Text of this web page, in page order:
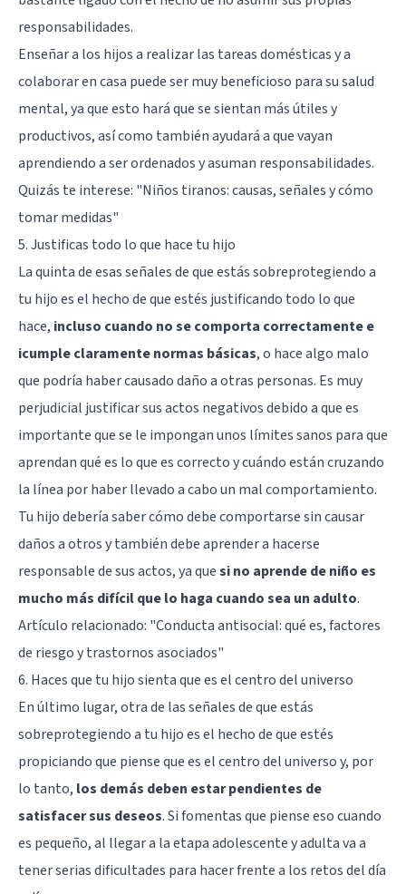
responsabilidades.
Enseñar a los hijos a realizar las tareas domésticas y a
colaborar en casa puede ser muy beneficioso para su salud
mental, ya que esto hará que se sientan más útiles y
productivos, así como también ayudará a que vayan
aprendiendo a ser ordenados y asuman responsabilidades.
Quizás te interese: "Niños tiranos: causas, señales y cómo
tomar medidas"
5. Justificas todo lo que hace tu hijo
La quinta de esas señales de que estás sobreprotegiendo a
tu hijo es el hecho de que estés justificando todo lo que
hace, incluso cuando no se comporta correctamente e
icumple claramente normas básicas, o hace algo malo
que podría haber causado daño a otras personas. Es muy
perjudicial justificar sus actos negativos debido a que es
importante que se le impongan unos límites sanos para que
aprendan qué es lo que es correcto y cuándo están cruzando
la línea por haber llevado a cabo un mal comportamiento.
Tu hijo debería saber cómo debe comportarse sin causar
daños a otros y también debe aprender a hacerse
responsable de sus actos, ya quesi no aprende de niño es
mucho más difícil que lo haga cuando sea un adulto.
Artículo relacionado: "Conducta antisocial: qué es, factores
de riesgo y trastornos asociados"
6. Haces que tu hijo sienta que es el centro del universo
En último lugar, otra de las señales de que estás
sobreprotegiendo a tu hijo es el hecho de que estés
propiciando que piense que es el centro del universo y, por
lo tanto, los demás deben estar pendientes de
satisfacer sus deseos. Si fomentas que piense eso cuando
es pequeño, al llegar a la etapa adolescente y adulta va a
tener serias dificultades para hacer frente a los retos del día